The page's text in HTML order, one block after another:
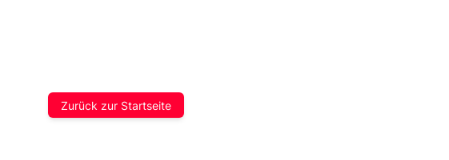
Zurück zur Startseite